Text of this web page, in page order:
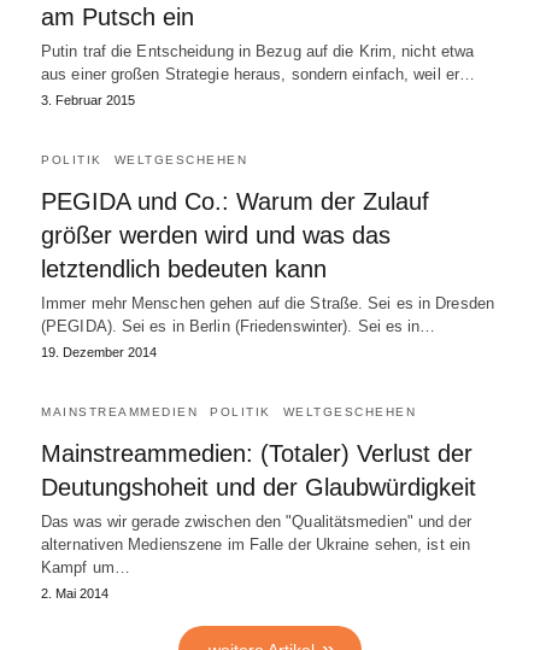
am Putsch ein
Putin traf die Entscheidung in Bezug auf die Krim, nicht etwa
aus einer großen Strategie heraus, sondern einfach, weil er…
3. Februar 2015
POLITIK WELTGESCHEHEN
PEGIDA und Co.: Warum der Zulauf
größer werden wird und was das
letztendlich bedeuten kann
Immer mehr Menschen gehen auf die Straße. Sei es in Dresden
(PEGIDA). Sei es in Berlin (Friedenswinter). Sei es in…
19. Dezember 2014
MAINSTREAMMEDIEN POLITIK WELTGESCHEHEN
Mainstreammedien: (Totaler) Verlust der
Deutungshoheit und der Glaubwürdigkeit
Das was wir gerade zwischen den "Qualitätsmedien" und der
alternativen Medienszene im Falle der Ukraine sehen, ist ein
Kampf um…
2. Mai 2014